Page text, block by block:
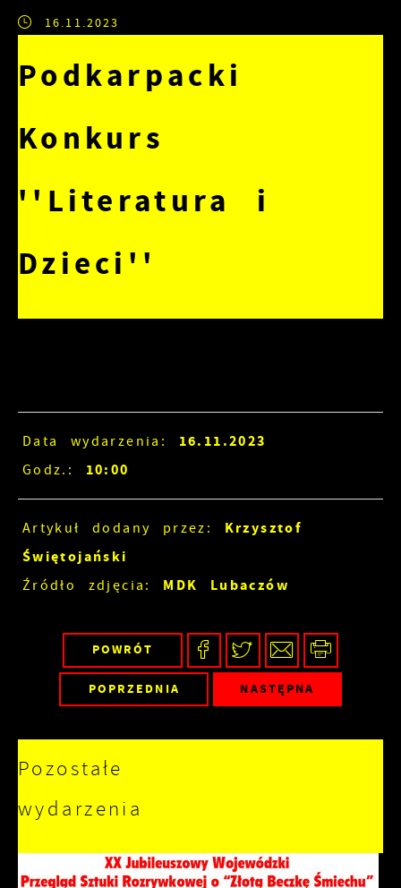
16.11.2023
Podkarpacki
Konkurs
''Literatura i
Dzieci''
Data wydarzenia: 16.11.2023
Godz.: 10:00
Artykuł dodany przez: Krzysztof
Świętojański
Źródło zdjęcia: MDK Lubaczów
POWRÓT
POPRZEDNIA NASTĘPNA
Pozostałe
wydarzenia